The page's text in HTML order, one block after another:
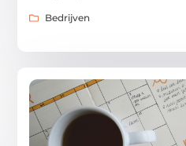
Bedrijven